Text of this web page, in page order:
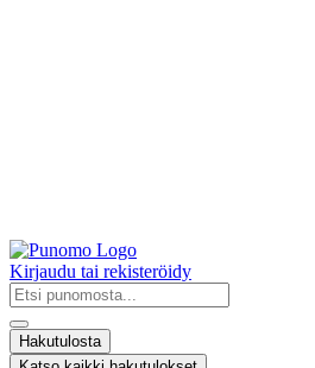
Kirjaudu tai rekisteröidy
Search
...
Hakutulosta